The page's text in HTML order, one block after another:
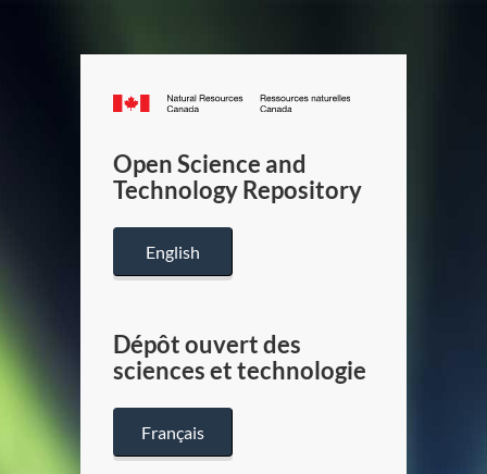
Canada.ca
/
Canada
Open Science and
Technology Repository
English
Dépôt ouvert des
sciences et technologie
Français